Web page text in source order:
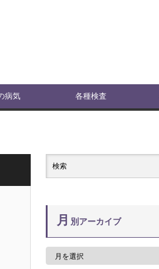
病気 各種検査
月 別アーカイブ